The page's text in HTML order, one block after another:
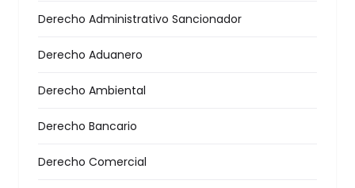
Derecho Administrativo Sancionador
Derecho Aduanero
Derecho Ambiental
Derecho Bancario
Derecho Comercial